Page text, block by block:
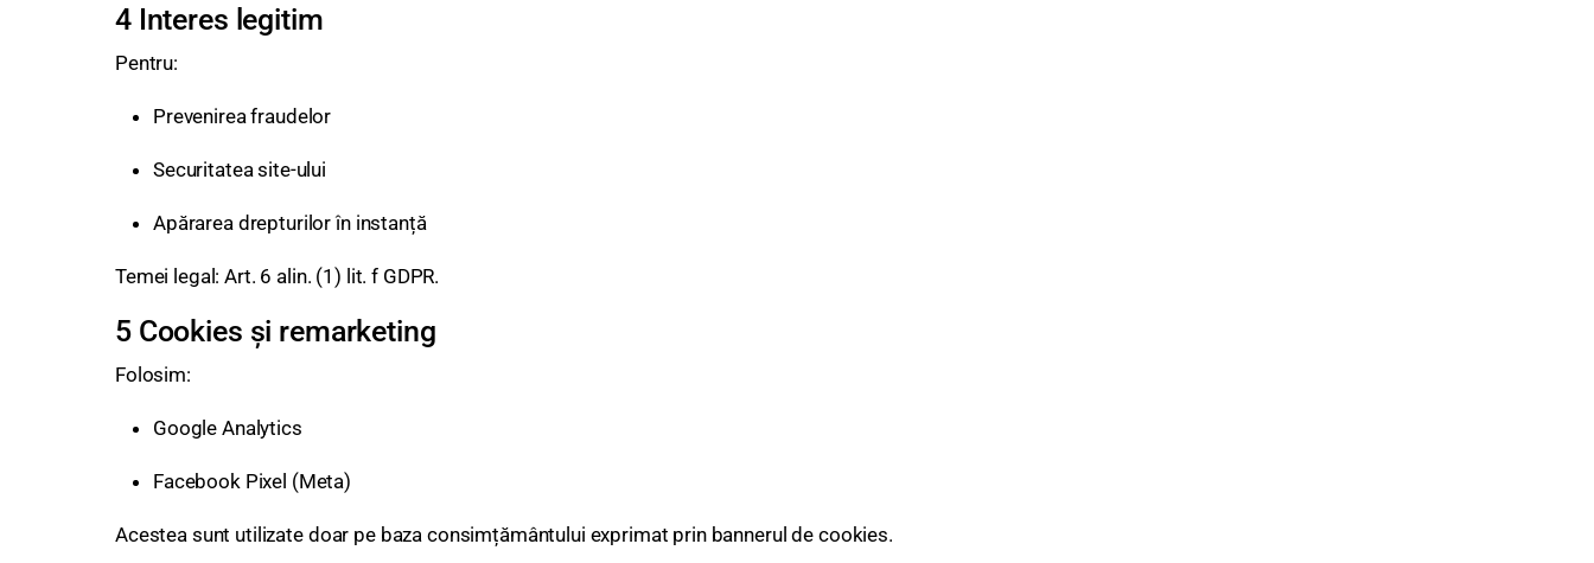
4 Interes legitim
Pentru:
Prevenirea fraudelor
Securitatea site-ului
Apărarea drepturilor în instanță
Temei legal: Art. 6 alin. (1) lit. f GDPR.
5 Cookies și remarketing
Folosim:
Google Analytics
Facebook Pixel (Meta)
Acestea sunt utilizate doar pe baza consimțământului exprimat prin bannerul de cookies.